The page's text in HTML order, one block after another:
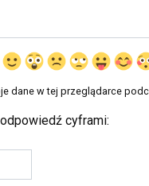
dane w tej przeglądarce
cyframi: